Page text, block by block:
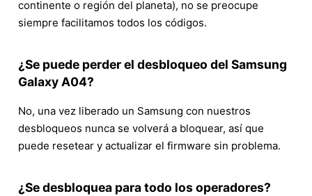
continente o región del planeta), no se preocupe
siempre facilitamos todos los códigos.
¿Se puede perder el desbloqueo del Samsung
Galaxy A04?
No, una vez liberado un Samsung con nuestros
desbloqueos nunca se volverá a bloquear, así que
puede resetear y actualizar el firmware sin problema.
¿Se desbloquea para todo los operadores?